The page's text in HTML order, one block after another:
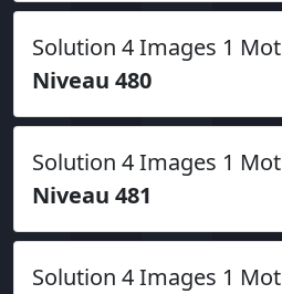
Solution 4 Images 1 Mot
Niveau 480
Solution 4 Images 1 Mot
Niveau 481
Solution 4 Images 1 Mot